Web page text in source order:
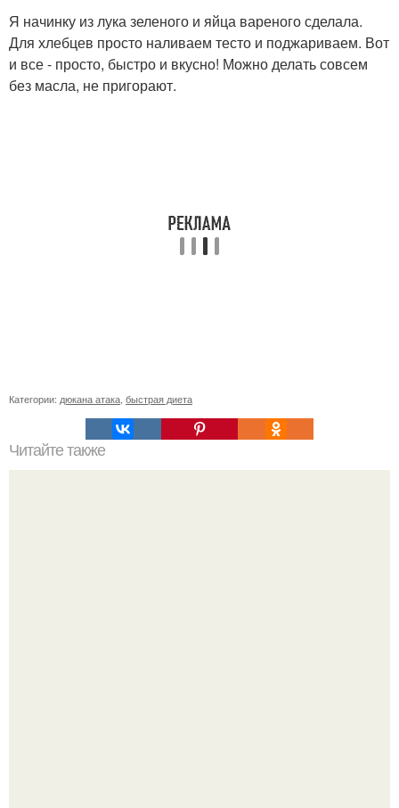
Я начинку из лука зеленого и яйца вареного сделала.
Для хлебцев просто наливаем тесто и поджариваем. Вот
и все - просто, быстро и вкусно! Можно делать совсем
без масла, не пригорают.
Категории: дюкана атака, быстрая диета
Читайте также